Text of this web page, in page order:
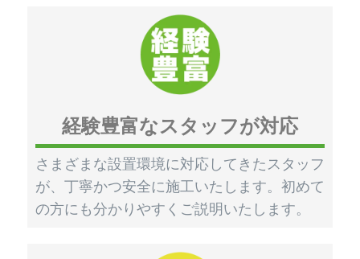
経験豊富なスタッフが対応
さまざまな設置環境に対応してきたスタッフ
が、丁寧かつ安全に施工いたします。初めて
の方にも分かりやすくご説明いたします。